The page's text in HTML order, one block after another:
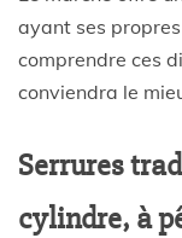
ayant ses
comprendre ces
conviendra le
Serrures
cylindre, à